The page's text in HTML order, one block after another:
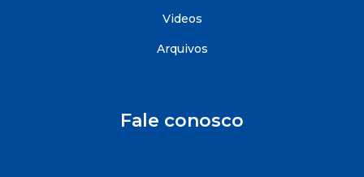
Videos
Arquivos
Fale conosco